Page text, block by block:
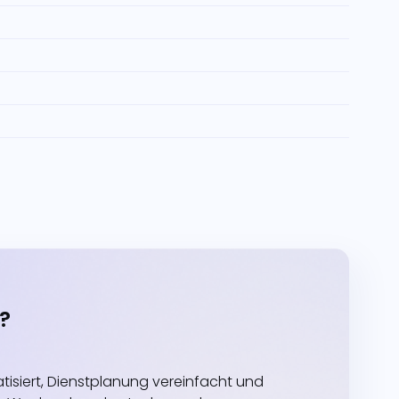
Dienstplanung vereinfacht und